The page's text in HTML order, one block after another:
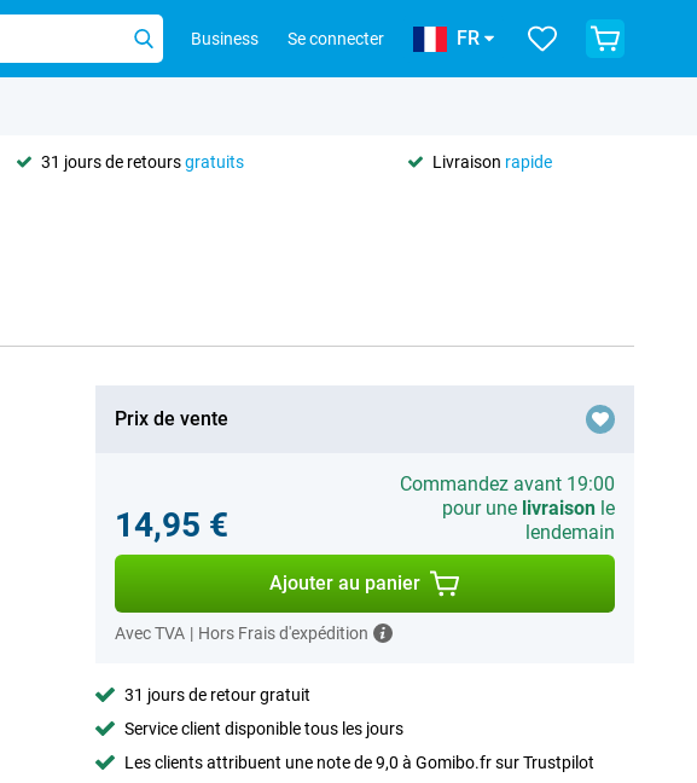
Business Se connecter FR
31 jours de retoursgratuits Livraison rapide
Prix de vente
14,95 €
Commandez avant 19:00
pour une livraisonle
lendemain
Ajouter au panier
Avec TVA | Hors Frais d'expédition
31 jours de retour gratuit
Service client disponible tous les jours
Les clients attribuent une note de 9,0 à Gomibo.fr sur Trustpilot